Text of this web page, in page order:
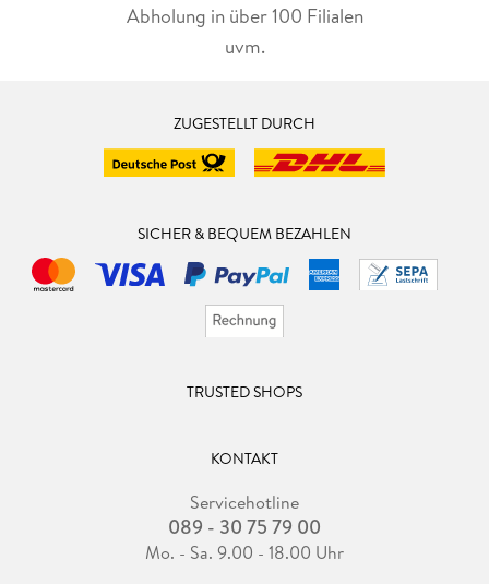
Abholung in über 100 Filialen
uvm.
ZUGESTELLT DURCH
SICHER & BEQUEM BEZAHLEN
TRUSTED SHOPS
KONTAKT
Servicehotline
089 - 30 75 79 00
Mo. - Sa. 9.00 - 18.00 Uhr